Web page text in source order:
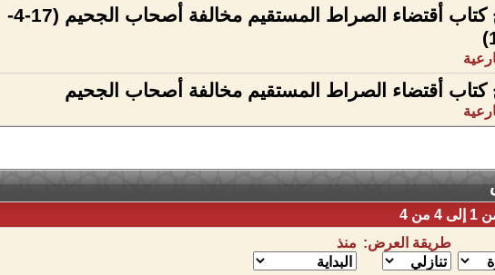
شرح كتاب أقتضاء الصراط المستقيم مخالفة أصحاب الجحيم (17-4-
أقتضاء الصراط المستقيم مخالفة أصحاب الجحيم
4
طريقة العرض: منذ